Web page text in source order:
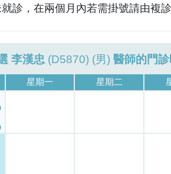
診，在兩個月內若需掛號請由複